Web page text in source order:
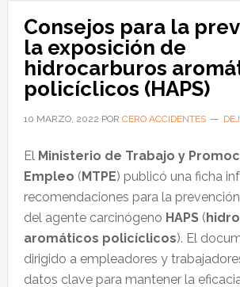
Consejos para la
la exposición de
hidrocarburos
policíclicos (HAPS)
10 MARZO, 2022 POR CERO ACCIDENTES
El Ministerio de Trabajo y
Empleo (MTPE) publicó una ficha
recomendaciones para la
del agente carcinógeno HAPS(
aromáticos policíclicos). El
dirigido a empleadores y
datos clave para mantener la